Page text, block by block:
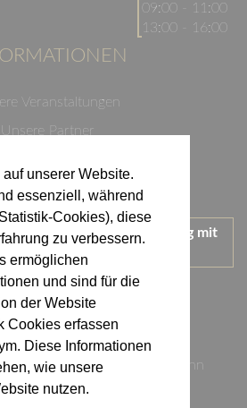
unserer Website.
essenziell, während
Cookies), diese
zu verbessern.
ermöglichen
und sind für die
der Website
Cookies erfassen
Diese Informationen
wie unsere
nutzen.
09:00 - 11:00
13:00 - 16:00
Veranstaltungen
Unsere Partner
Impressum
Umgang mit
KONTAKT
Kistenmacher & Hengerer
Straße 23-25, 74074 Heilbronn
hengerer.de